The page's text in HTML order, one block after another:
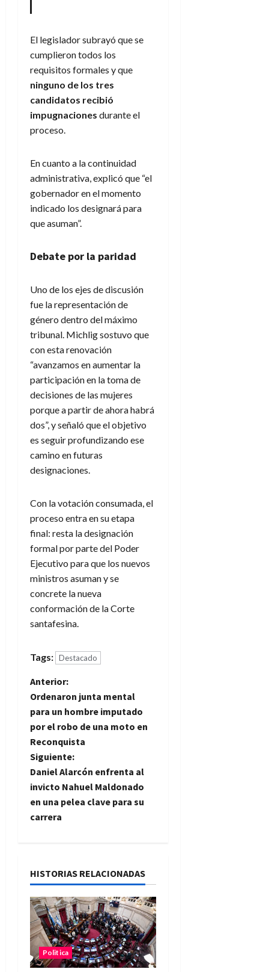
El legislador subrayó que se
cumplieron todos los
requisitos formales y que
ninguno de los tres
candidatos recibió
impugnaciones durante el
proceso.
En cuanto a la continuidad
administrativa, explicó que “el
gobernador en el momento
indicado los designará para
que asuman”.
Debate por la paridad
Uno de los ejes de discusión
fue la representación de
género dentro del máximo
tribunal. Michlig sostuvo que
con esta renovación
“avanzamos en aumentar la
participación en la toma de
decisiones de las mujeres
porque a partir de ahora habrá
dos”, y señaló que el objetivo
es seguir profundizando ese
camino en futuras
designaciones.
Con la votación consumada, el
proceso entra en su etapa
final: resta la designación
formal por parte del Poder
Ejecutivo para que los nuevos
ministros asuman y se
concrete la nueva
conformación de la Corte
santafesina.
Tags: Destacado
N
a
v
e
g
a
ó
n
d
e
Anterior:
Ordenaron junta mental
para un hombre imputado
por el robo de una moto en
Reconquista
Siguiente:
Daniel Alarcón enfrenta al
invicto Nahuel Maldonado
en una pelea clave para su
carrera
HISTORIAS RELACIONADAS
Politica